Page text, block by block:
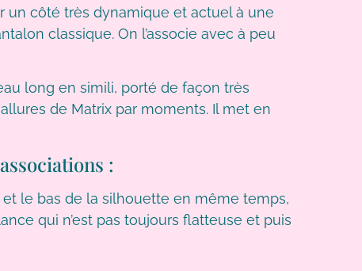
côté très dynamique et actuel à une
classique. On l’associe avec à peu
long en simili, porté de façon très
de Matrix par moments. Il met en
:
le bas de la silhouette en même temps,
qui n’est pas toujours flatteuse et puis